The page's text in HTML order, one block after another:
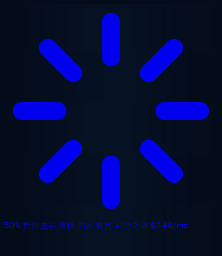
50% 할인 모든 플랜, 기간 한정. 시작 가격 $2.48/mo